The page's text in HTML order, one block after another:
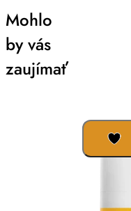
Mohlo
by vás
zaujímať